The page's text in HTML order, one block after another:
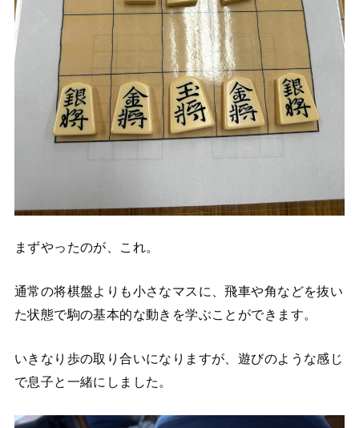
まずやったのが、これ。
通常の将棋盤よりも小さなマスに、飛車や角などを抜い
た状態で駒の基本的な動きを学ぶことができます。
いきなり歩の取り合いになりますが、遊びのような感じ
で息子と一緒にしました。